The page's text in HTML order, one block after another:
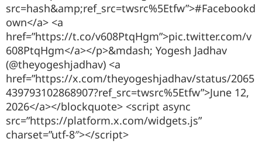
src=hash&amp;ref_src=twsrc%5Etfw”>#Facebookd
own</a> <a
href=”https://t.co/v608PtqHgm”>pic.twitter.com/v
608PtqHgm</a></p>&mdash; Yogesh Jadhav
(@theyogeshjadhav) <a
href=”https://x.com/theyogeshjadhav/status/2065
439793102868907?ref_src=twsrc%5Etfw”>June 12,
2026</a></blockquote> <script async
src=”https://platform.x.com/widgets.js”
charset=”utf-8″></script>